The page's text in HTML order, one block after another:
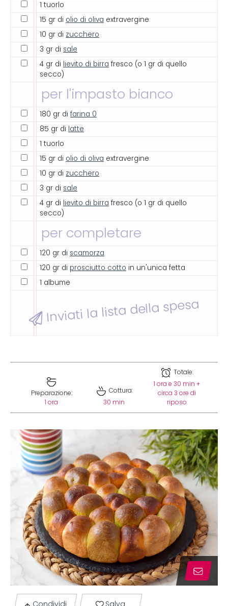
1 tuorlo
15 gr di olio di oliva extravergine
10 gr di zucchero
3 gr di sale
4 gr di lievito di birra fresco (o 1 gr di quello
secco)
per l'impasto bianco
180 gr di farina 0
85 gr di latte
1 tuorlo
15 gr di olio di oliva extravergine
10 gr di zucchero
3 gr di sale
4 gr di lievito di birra fresco (o 1 gr di quello
secco)
per completare
120 gr di scamorza
120 gr di prosciutto cotto in un'unica fetta
1 albume
Inviati la lista della spesa
Preparazione:
1 ora
Cottura:
30 min
Totale:
1 ora e 30 min +
circa 3 ore di
riposo
Condividi Salva